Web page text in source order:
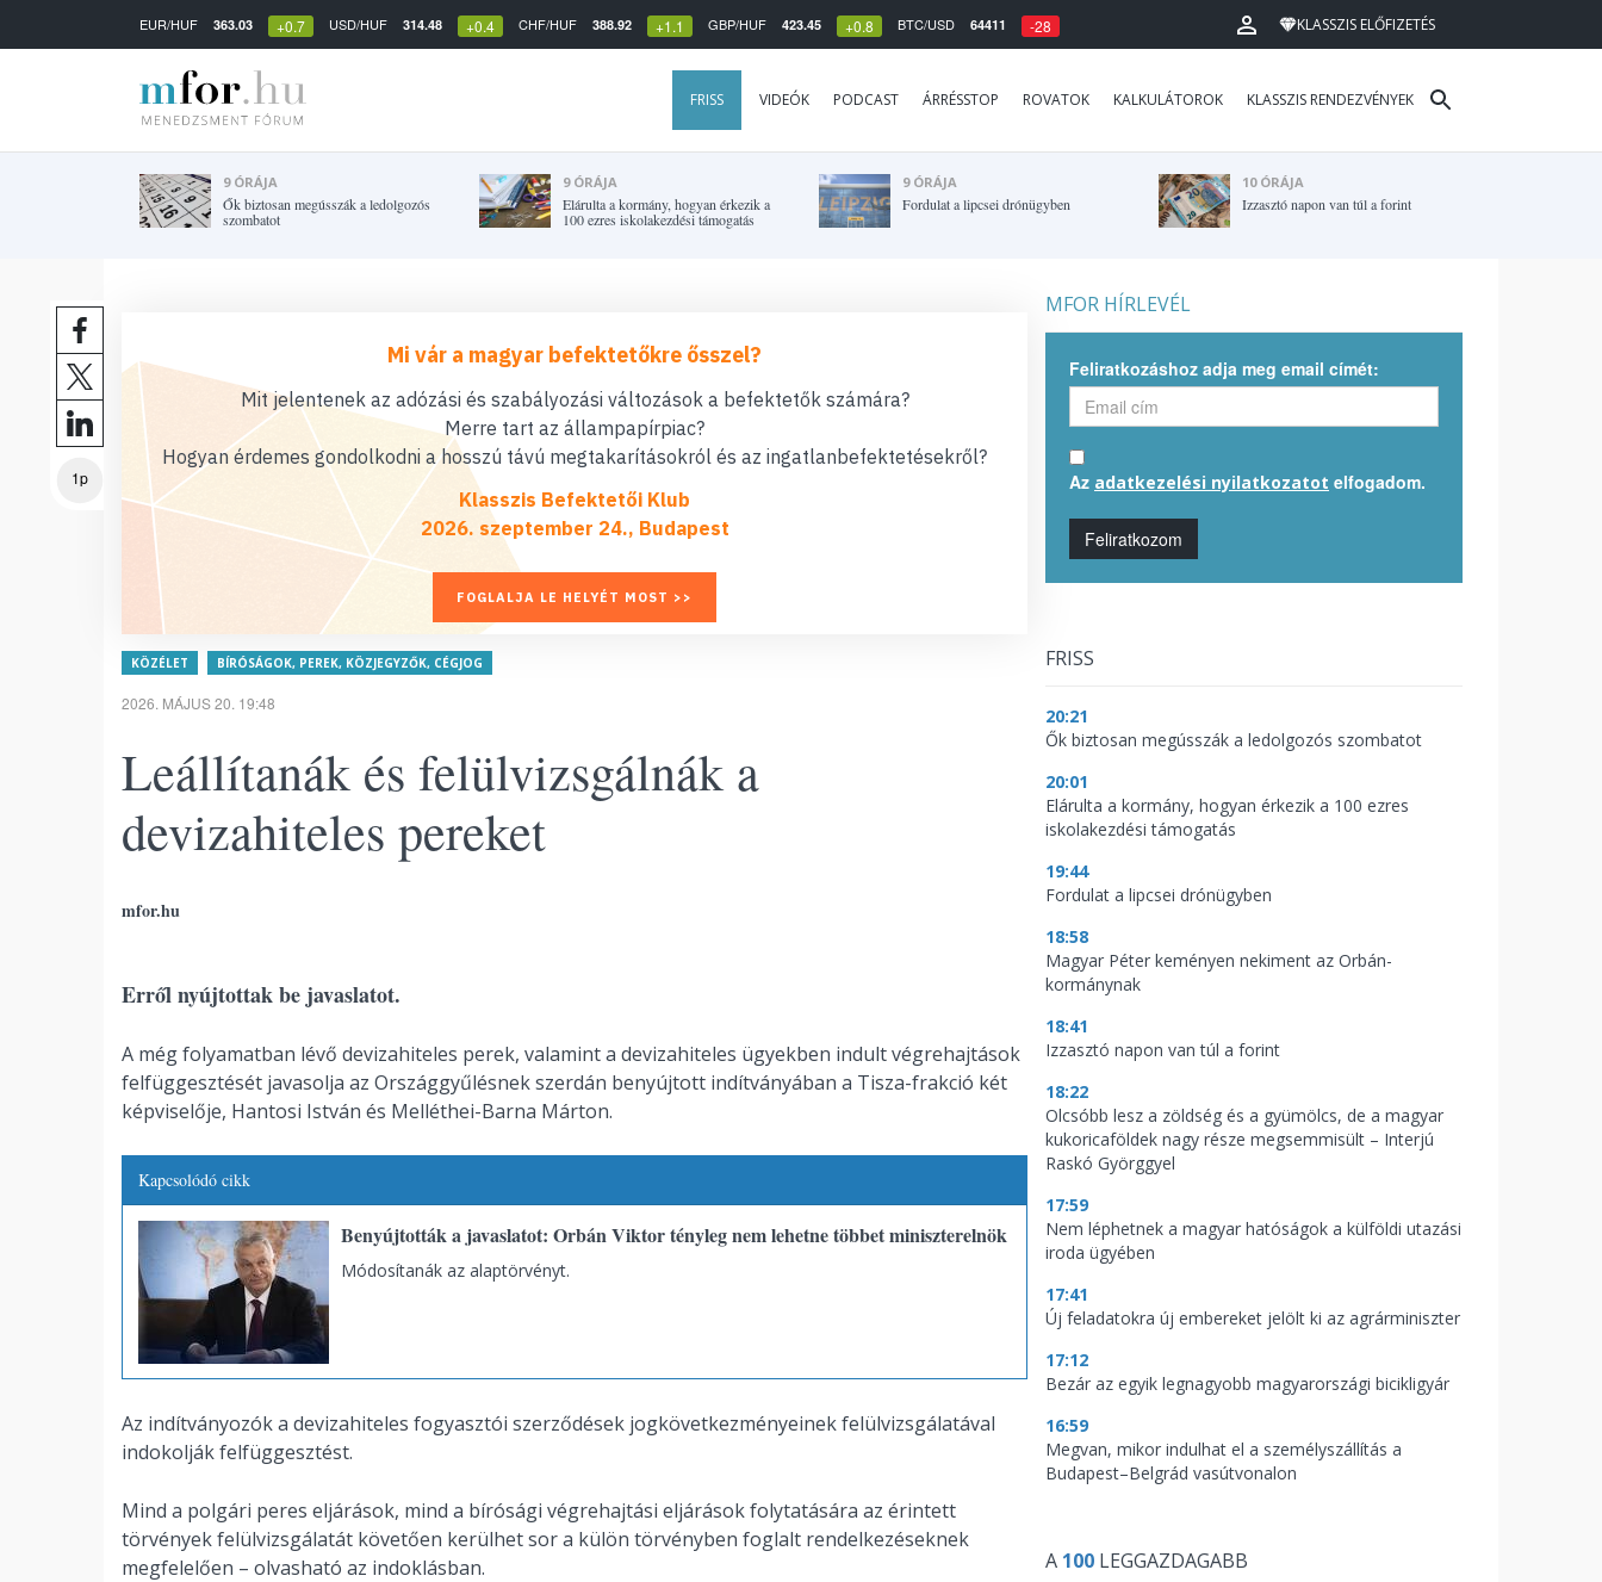
EUR/HUF 363.03 +0.7 USD/HUF 314.48 +0.4 CHF/HUF 388.92 +1.1 GBP/HUF 423.45 +0.8 BTC/USD 64411 -28 KLASSZIS ELŐFIZETÉS
FRISS VIDEÓK PODCAST ÁRRÉSSTOP ROVATOK KALKULÁTOROK KLASSZIS RENDEZVÉNYEK
9 ÓRÁJA
Ők biztosan megússzák a ledolgozós
szombatot
9 ÓRÁJA
Elárulta a kormány, hogyan érkezik a
100 ezres iskolakezdési támogatás
9 ÓRÁJA
Fordulat a lipcsei drónügyben
10 ÓRÁJA
Izzasztó napon van túl a forint
1p
Mi vár a magyar befektetőkre ősszel?
Mit jelentenek az adózási és szabályozási változások a befektetők számára?
Merre tart az állampapírpiac?
Hogyan érdemes gondolkodni a hosszú távú megtakarításokról és az ingatlanbefektetésekről?
Klasszis Befektetői Klub
2026. szeptember 24., Budapest
FOGLALJA LE HELYÉT MOST >>
KÖZÉLET BÍRÓSÁGOK, PEREK, KÖZJEGYZŐK, CÉGJOG
2026. MÁJUS 20. 19:48
Leállítanák és felülvizsgálnák a
devizahiteles pereket
mfor.hu
Erről nyújtottak be javaslatot.
A még folyamatban lévő devizahiteles perek, valamint a devizahiteles ügyekben indult végrehajtások
felfüggesztését javasolja az Országgyűlésnek szerdán benyújtott indítványában a Tisza-frakció két
képviselője, Hantosi István és Melléthei-Barna Márton.
Kapcsolódó cikk
Benyújtották a javaslatot: Orbán Viktor tényleg nem lehetne többet miniszterelnök
Módosítanák az alaptörvényt.
Az indítványozók a devizahiteles fogyasztói szerződések jogkövetkezményeinek felülvizsgálatával
indokolják felfüggesztést.
Mind a polgári peres eljárások, mind a bírósági végrehajtási eljárások folytatására az érintett
törvények felülvizsgálatát követően kerülhet sor a külön törvényben foglalt rendelkezéseknek
megfelelően – olvasható az indoklásban.
MFOR HÍRLEVÉL
Feliratkozáshoz adja meg email címét:
Az adatkezelési nyilatkozatot elfogadom.
Feliratkozom
FRISS
20:21
Ők biztosan megússzák a ledolgozós szombatot
20:01
Elárulta a kormány, hogyan érkezik a 100 ezres
iskolakezdési támogatás
19:44
Fordulat a lipcsei drónügyben
18:58
Magyar Péter keményen nekiment az Orbán-
kormánynak
18:41
Izzasztó napon van túl a forint
18:22
Olcsóbb lesz a zöldség és a gyümölcs, de a magyar
kukoricaföldek nagy része megsemmisült – Interjú
Raskó Györggyel
17:59
Nem léphetnek a magyar hatóságok a külföldi utazási
iroda ügyében
17:41
Új feladatokra új embereket jelölt ki az agrárminiszter
17:12
Bezár az egyik legnagyobb magyarországi bicikligyár
16:59
Megvan, mikor indulhat el a személyszállítás a
Budapest–Belgrád vasútvonalon
A 100 LEGGAZDAGABB